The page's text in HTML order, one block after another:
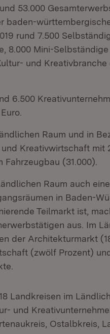
53.000
baden-
rund 7.500
8.000 Mini-Selbständige
und
6.500
Raum und in
Kreativwirtschaft mit
(31.000).
Raum auch
in Baden-
Teilmarkt ist,
aus. Im
der Architekturmarkt
(zwölf Prozent)
Landkreisen im
und
Ostalbkreis,